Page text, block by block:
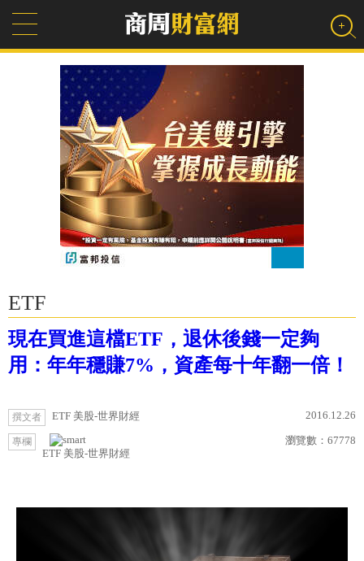
ETF
現在買進這檔ETF，退休後錢一定夠
用：年年穩賺7%，資產每十年翻一倍！
撰文者 ETF 美股-世界財經 2016.12.26
專欄
ETF 美股-世界財經
瀏覽數： 67778